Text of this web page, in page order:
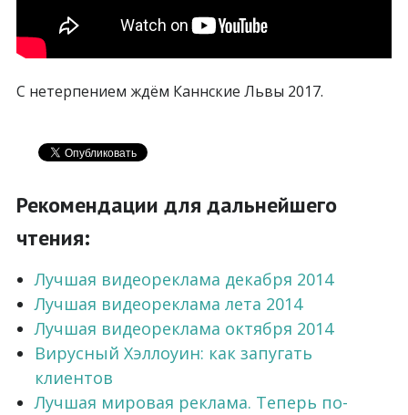
С нетерпением ждём Каннские Львы 2017.
Рекомендации для дальнейшего
чтения:
Лучшая видеореклама декабря 2014
Лучшая видеореклама лета 2014
Лучшая видеореклама октября 2014
Вирусный Хэллоуин: как запугать
клиентов
Лучшая мировая реклама. Теперь по-